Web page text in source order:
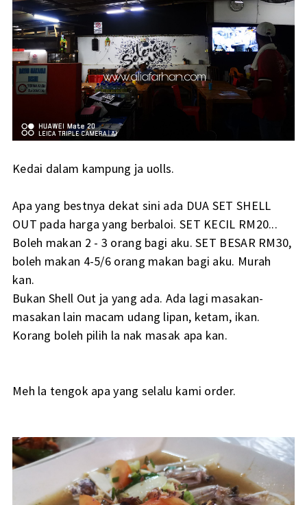
Kedai dalam kampung ja uolls.
Apa yang bestnya dekat sini ada DUA SET SHELL
OUT pada harga yang berbaloi. SET KECIL RM20...
Boleh makan 2 - 3 orang bagi aku. SET BESAR RM30,
boleh makan 4-5/6 orang makan bagi aku. Murah
kan.
Bukan Shell Out ja yang ada. Ada lagi masakan-
masakan lain macam udang lipan, ketam, ikan.
Korang boleh pilih la nak masak apa kan.
Meh la tengok apa yang selalu kami order.